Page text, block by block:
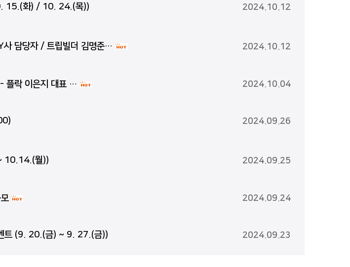
15.(화) / 10. 24.(목)) 2024.10.12
사 담당자 / 트립빌더 김명준… 2024.10.12
플락 이은지 대표 … 2024.10.04
2024.09.26
10.14.(월)) 2024.09.25
2024.09.24
트 (9. 20.(금) ~ 9. 27.(금)) 2024.09.23